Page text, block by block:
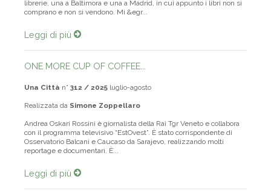
librerie, una a Baltimora e una a Madrid, in cui appunto i libri non si
comprano e non si vendono. Mi &egr...
Leggi di più
ONE MORE CUP OF COFFEE...
Una Città n° 312 / 2025 luglio-agosto
Realizzata da Simone Zoppellaro
Andrea Oskari Rossini è giornalista della Rai Tgr Veneto e collabora
con il programma televisivo “EstOvest”. È stato corrispondente di
Osservatorio Balcani e Caucaso da Sarajevo, realizzando molti
reportage e documentari. È...
Leggi di più